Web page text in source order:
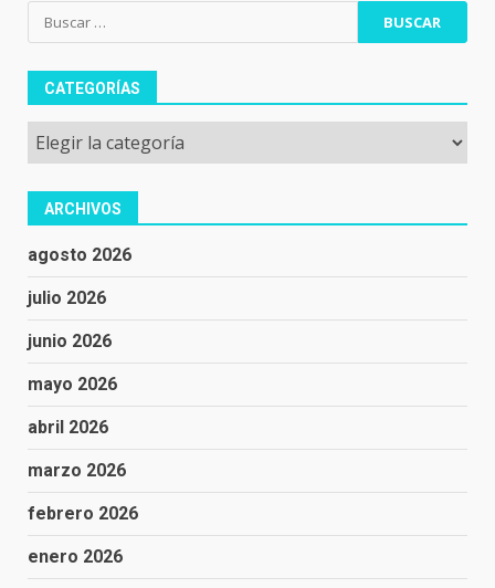
Buscar:
CATEGORÍAS
Categorías
ARCHIVOS
agosto 2026
julio 2026
junio 2026
mayo 2026
abril 2026
marzo 2026
febrero 2026
enero 2026